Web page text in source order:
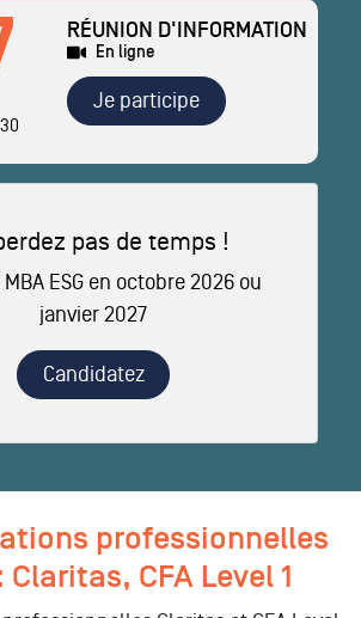
RÉUNION D'INFORMATION
En ligne
Je participe
pas de temps !
MBA ESG en octobre 2026 ou
janvier 2027
Candidatez
professionnelles
CFA Level 1